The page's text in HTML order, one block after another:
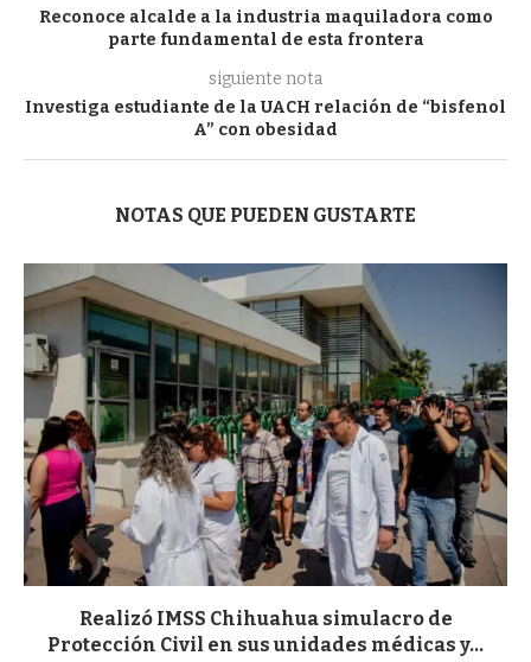
Reconoce alcalde a la industria maquiladora como
parte fundamental de esta frontera
siguiente nota
Investiga estudiante de la UACH relación de “bisfenol
A” con obesidad
NOTAS QUE PUEDEN GUSTARTE
Realizó IMSS Chihuahua simulacro de
Protección Civil en sus unidades médicas y...